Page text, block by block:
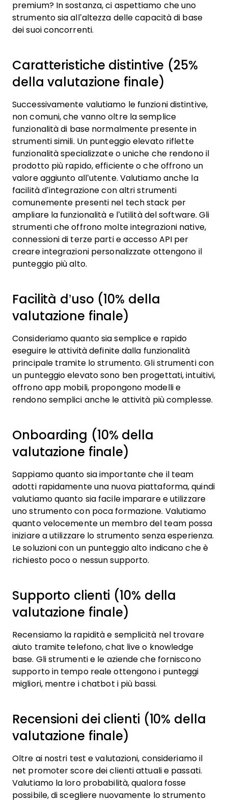
premium? In sostanza, ci aspettiamo che uno
strumento sia all’altezza delle capacità di base
dei suoi concorrenti.
Caratteristiche distintive (25%
della valutazione finale)
Successivamente valutiamo le funzioni distintive,
non comuni, che vanno oltre la semplice
funzionalità di base normalmente presente in
strumenti simili. Un punteggio elevato riflette
funzionalità specializzate o uniche che rendono il
prodotto più rapido, efficiente o che offrono un
valore aggiunto all’utente. Valutiamo anche la
facilità d’integrazione con altri strumenti
comunemente presenti nel tech stack per
ampliare la funzionalità e l’utilità del software. Gli
strumenti che offrono molte integrazioni native,
connessioni di terze parti e accesso API per
creare integrazioni personalizzate ottengono il
punteggio più alto.
Facilità d’uso (10% della
valutazione finale)
Consideriamo quanto sia semplice e rapido
eseguire le attività definite dalla funzionalità
principale tramite lo strumento. Gli strumenti con
un punteggio elevato sono ben progettati, intuitivi,
offrono app mobili, propongono modelli e
rendono semplici anche le attività più complesse.
Onboarding (10% della
valutazione finale)
Sappiamo quanto sia importante che il team
adotti rapidamente una nuova piattaforma, quindi
valutiamo quanto sia facile imparare e utilizzare
uno strumento con poca formazione. Valutiamo
quanto velocemente un membro del team possa
iniziare a utilizzare lo strumento senza esperienza.
Le soluzioni con un punteggio alto indicano che è
richiesto poco o nessun supporto.
Supporto clienti (10% della
valutazione finale)
Recensiamo la rapidità e semplicità nel trovare
aiuto tramite telefono, chat live o knowledge
base. Gli strumenti e le aziende che forniscono
supporto in tempo reale ottengono i punteggi
migliori, mentre i chatbot i più bassi.
Recensioni dei clienti (10% della
valutazione finale)
Oltre ai nostri test e valutazioni, consideriamo il
net promoter score dei clienti attuali e passati.
Valutiamo la loro probabilità, qualora fosse
possibile, di scegliere nuovamente lo strumento